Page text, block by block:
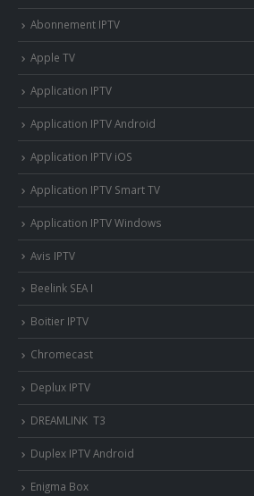
Abonnement IPTV
Apple TV
Application IPTV
Application IPTV Android
Application IPTV iOS
Application IPTV Smart TV
Application IPTV Windows
Avis IPTV
Beelink SEA I
Boitier IPTV
Chromecast
Deplux IPTV
DREAMLINK T3
Duplex IPTV Android
Enigma Box